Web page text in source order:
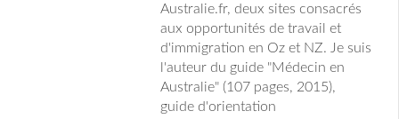
Australie.fr, deux sites consacrés
aux opportunités de travail et
d'immigration en Oz et NZ. Je suis
l'auteur du guide "Médecin en
Australie" (107 pages, 2015),
guide d'orientation